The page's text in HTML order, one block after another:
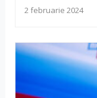
2 februarie 2024